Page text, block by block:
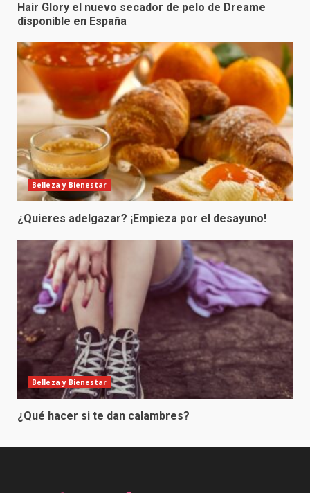
Hair Glory el nuevo secador de pelo de Dreame
disponible en España
Belleza y Bienestar
¿Quieres adelgazar? ¡Empieza por el desayuno!
Belleza y Bienestar
¿Qué hacer si te dan calambres?